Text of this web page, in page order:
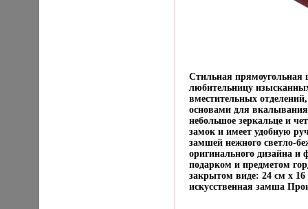
Стильная прямоугольная
любительницу
вместительных
основами для
небольшое зеркальце и
замок и имеет удобную
замшей нежного светло-
оригинального дизайна
подарком и предметом
закрытом виде: 24 см x
искусственная замша